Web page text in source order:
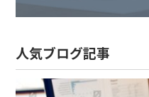
人気ブログ記事